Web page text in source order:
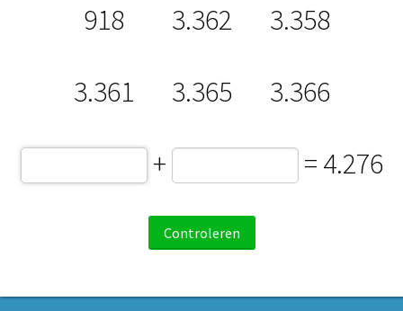
918 3.362
3.358
3.361
3.365
3.366
+
= 4.276